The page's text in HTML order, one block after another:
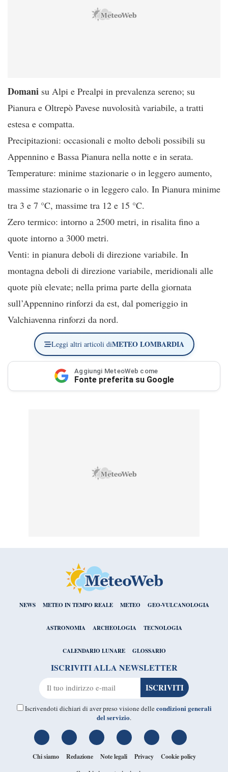
Domani su Alpi e Prealpi in prevalenza sereno; su
Pianura e Oltrepò Pavese nuvolosità variabile, a tratti
estesa e compatta.
Precipitazioni: occasionali e molto deboli possibili su
Appennino e Bassa Pianura nella notte e in serata.
Temperature: minime stazionarie o in leggero aumento,
massime stazionarie o in leggero calo. In Pianura minime
tra 3 e 7 °C, massime tra 12 e 15 °C.
Zero termico: intorno a 2500 metri, in risalita fino a
quote intorno a 3000 metri.
Venti: in pianura deboli di direzione variabile. In
montagna deboli di direzione variabile, meridionali alle
quote più elevate; nella prima parte della giornata
sull’Appennino rinforzi da est, dal pomeriggio in
Valchiavenna rinforzi da nord.
Leggi altri articoli diMETEO LOMBARDIA
Aggiungi MeteoWeb come
Fonte preferita su Google
NEWS METEO IN TEMPO REALE METEO GEO-VULCANOLOGIA
ASTRONOMIA ARCHEOLOGIA TECNOLOGIA
CALENDARIO LUNARE GLOSSARIO
ISCRIVITI ALLA NEWSLETTER
Iscrivendoti dichiari di aver preso visione dellecondizioni generali
del servizio.
Chi siamo Redazione Note legali Privacy
Cookie policy